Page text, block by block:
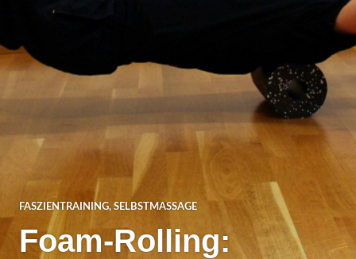
FASZIENTRAINING, SELBSTMASSAGE
Foam-Rolling: